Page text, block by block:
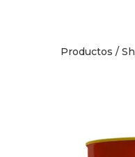
Productos /